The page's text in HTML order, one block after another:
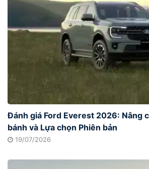
Đánh giá Ford Everest 2026: Nâng
bánh và Lựa chọn Phiên bản
19/07/2026